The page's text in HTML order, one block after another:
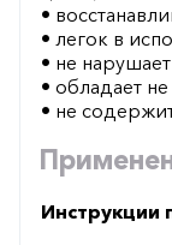
•
• легок в
• не
• обладает
• не
Инструкции